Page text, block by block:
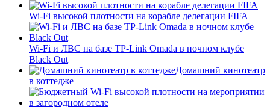
Wi-Fi высокой плотности на корабле делегации FIFA
Wi-Fi и ЛВС на базе TP-Link Omada в ночном клубе
Black Out
Домашний кинотеатр
в коттедже